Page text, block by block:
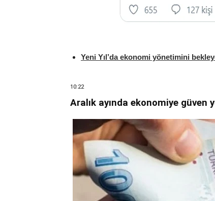
Yeni Yıl’da ekonomi yönetimini
10:22
Aralık ayında ekonomiye güven